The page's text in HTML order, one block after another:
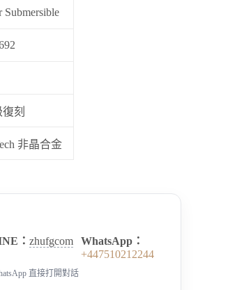
Submersible
刻
非晶合金
： zhufgcom
WhatsApp：
+447510212244
直接打開對話